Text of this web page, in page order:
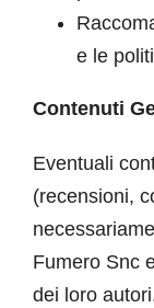
e le
Contenuti
Eventuali
(recensioni,
Fumero Snc
dei loro